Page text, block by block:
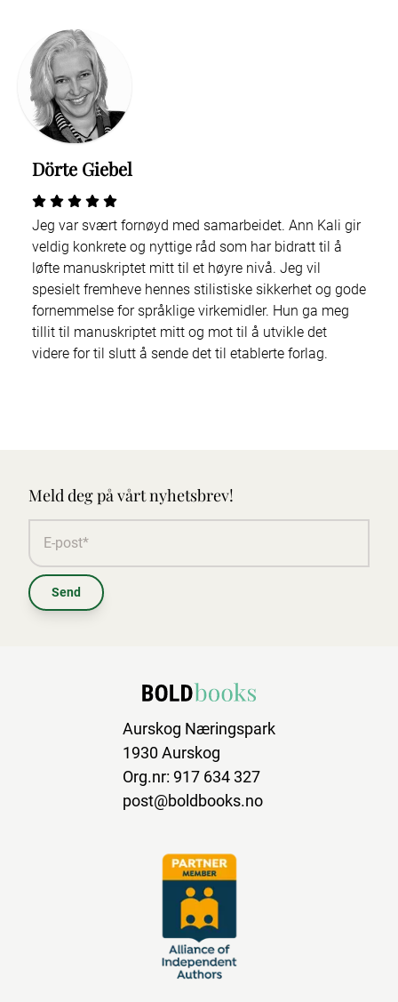
Dörte Giebel
Jeg var svært fornøyd med samarbeidet. Ann Kali gir
veldig konkrete og nyttige råd som har bidratt til å
løfte manuskriptet mitt til et høyre nivå. Jeg vil
spesielt fremheve hennes stilistiske sikkerhet og gode
fornemmelse for språklige virkemidler. Hun ga meg
tillit til manuskriptet mitt og mot til å utvikle det
videre for til slutt å sende det til etablerte forlag.
Meld deg på vårt nyhetsbrev!
Send
Aurskog Næringspark
1930 Aurskog
Org.nr: 917 634 327
post@boldbooks.no